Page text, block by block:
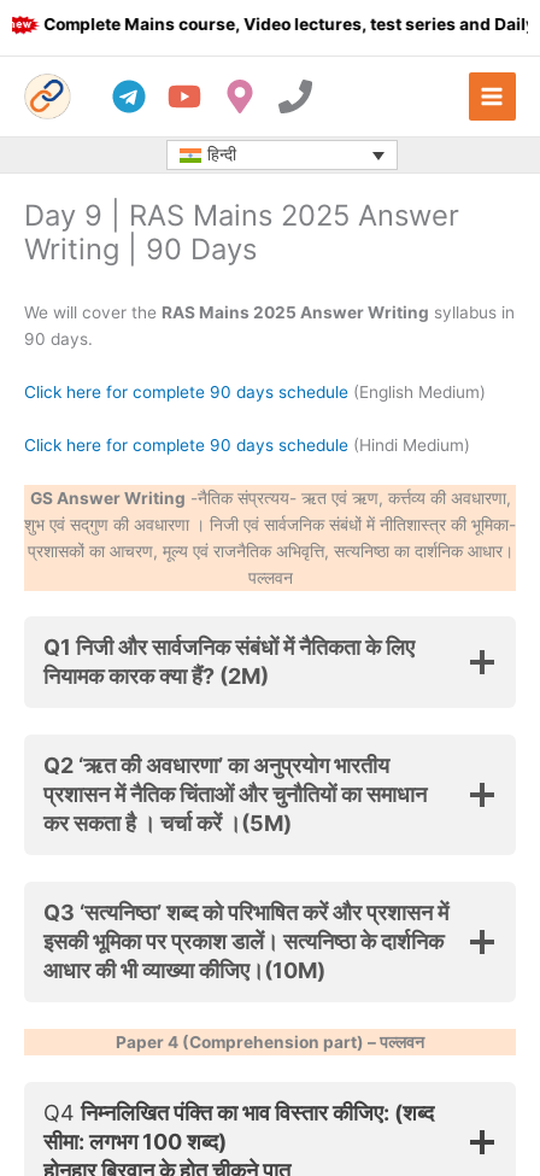
Skip
to
Complete Mains course, Video lectures, test series and Daily
हिन्दी
Day 9 | RAS Mains 2025 Answer
Writing | 90 Days
We will cover the RAS Mains 2025 Answer Writing syllabus in
90 days.
Click here for complete 90 days schedule (English Medium)
Click here for complete 90 days schedule (Hindi Medium)
GS Answer Writing -नैतिक संप्रत्यय- ऋत एवं ऋण, कर्त्तव्य की अवधारणा,
शुभ एवं सद्‌गुण की अवधारणा । निजी एवं सार्वजनिक संबंधों में नीतिशास्त्र की भूमिका-
प्रशासकों का आचरण, मूल्य एवं राजनैतिक अभिवृत्ति, सत्यनिष्ठा का दार्शनिक आधार।
पल्लवन
Q1 निजी और सार्वजनिक संबंधों में नैतिकता के लिए
नियामक कारक क्या हैं? (2M)
Q2 ‘ऋत की अवधारणा’ का अनुप्रयोग भारतीय
प्रशासन में नैतिक चिंताओं और चुनौतियों का समाधान
कर सकता है । चर्चा करें ।(5M)
Q3 ‘सत्यनिष्ठा’ शब्द को परिभाषित करें और प्रशासन में
इसकी भूमिका पर प्रकाश डालें। सत्यनिष्ठा के दार्शनिक
आधार की भी व्याख्या कीजिए।(10M)
Paper 4 (Comprehension part) – पल्लवन
Q4निम्नलिखित पंक्ति का भाव विस्तार कीजिए: (शब्द
सीमा: लगभग 100 शब्द)
होनहार बिरवान के होत चीकने पात